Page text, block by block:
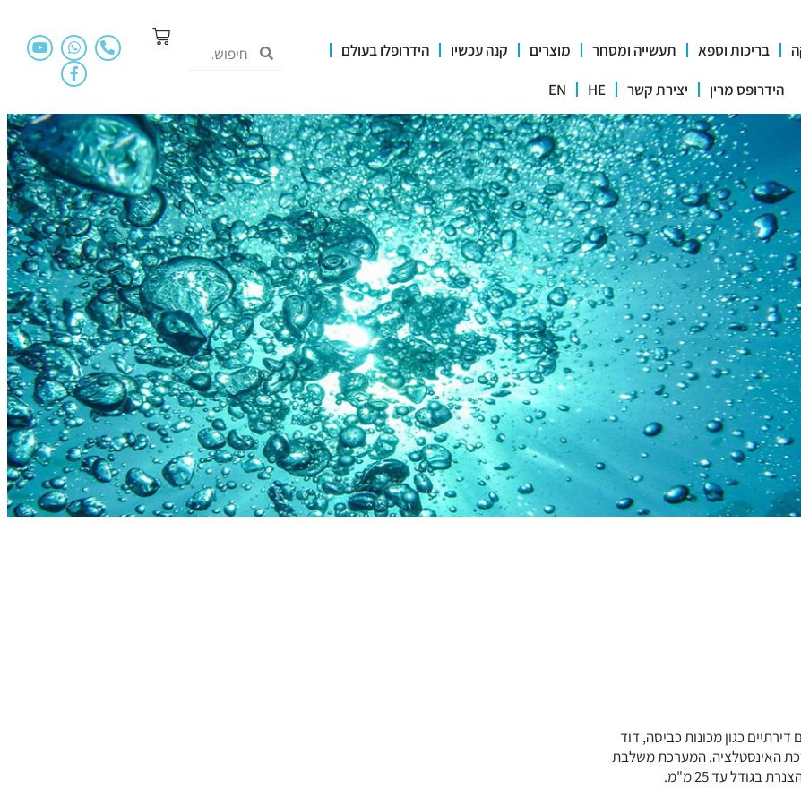
בריכות וספא תעשייה ומסחר מוצרים קנה עכשיו
הידרופלו בעולם
הידרופס מרין
יצירת קשר HE
EN
כגון מכונות כביסה, דוד
האינסטלציה. המערכת משלבת
בגודל עד 25 מ"מ.